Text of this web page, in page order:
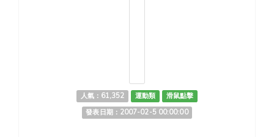
人氣：61,352 運動類
滑鼠點擊
發表日期：2007-02-5 00:00:00